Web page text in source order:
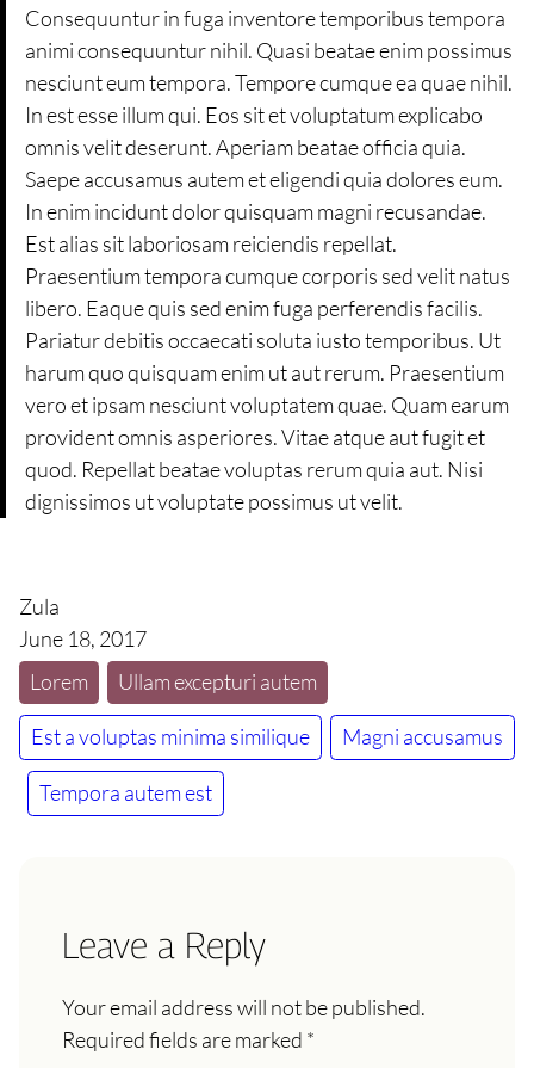
Consequuntur in fuga inventore temporibus tempora
animi consequuntur nihil. Quasi beatae enim possimus
nesciunt eum tempora. Tempore cumque ea quae nihil.
In est esse illum qui. Eos sit et voluptatum explicabo
omnis velit deserunt. Aperiam beatae officia quia.
Saepe accusamus autem et eligendi quia dolores eum.
In enim incidunt dolor quisquam magni recusandae.
Est alias sit laboriosam reiciendis repellat.
Praesentium tempora cumque corporis sed velit natus
libero. Eaque quis sed enim fuga perferendis facilis.
Pariatur debitis occaecati soluta iusto temporibus. Ut
harum quo quisquam enim ut aut rerum. Praesentium
vero et ipsam nesciunt voluptatem quae. Quam earum
provident omnis asperiores. Vitae atque aut fugit et
quod. Repellat beatae voluptas rerum quia aut. Nisi
dignissimos ut voluptate possimus ut velit.
Zula
June 18, 2017
Lorem
Ullam excepturi autem
Est a voluptas minima similique Magni accusamus
Tempora autem est
Leave a Reply
Your email address will not be published.
Required fields are marked *